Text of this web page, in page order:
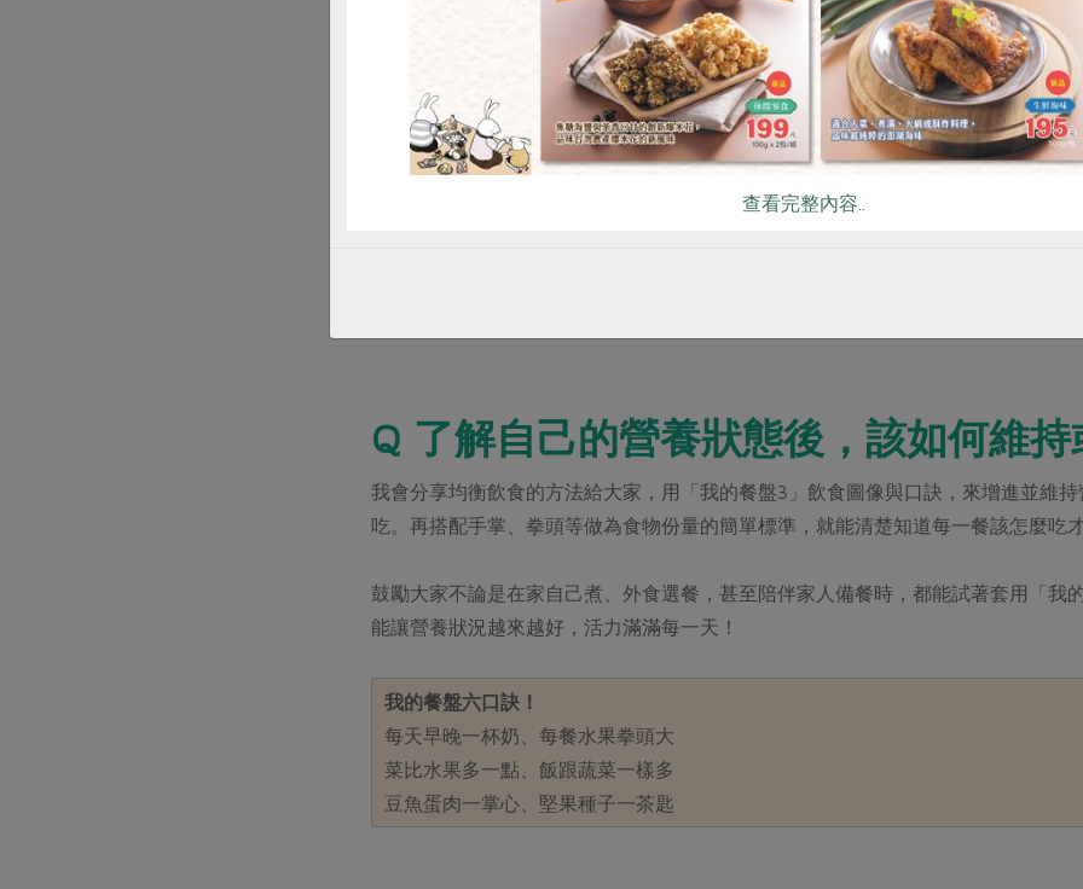
Q 請分享看似很健康，但其實營養不
和大家分享一個印象深刻的篩檢案例：有民眾因為BMI僅18.5，在迷你營養評估量
Q 了解自己的營養狀態後，該如何維
我會分享均衡飲食的方法給大家，用「我的餐盤3」飲食圖像與口訣，來增進並維
吃。再搭配手掌、拳頭等做為食物份量的簡單標準，就能清楚知道每一餐該怎麼吃
鼓勵大家不論是在家自己煮、外食選餐，甚至陪伴家人備餐時，都能試著套用「我
能讓營養狀況越來越好，活力滿滿每一天！
我的餐盤六口訣！
每天早晚一杯奶、每餐水果拳頭大
菜比水果多一點、飯跟蔬菜一樣多
豆魚蛋肉一掌心、堅果種子一茶匙
查看完整內容..